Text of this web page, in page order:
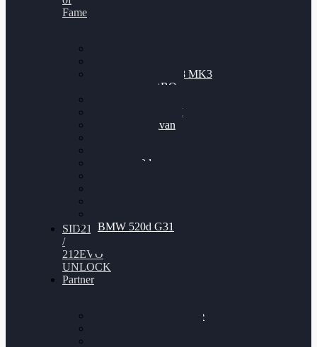
Fame
Nissan GT-R35 3.8 MK3
V6 TWINTURBO
VW Passat 2.0TDI
VW T6 Multivan
BMW 120d
BMW 520d G31
SID212
/
212EVO
UNLOCK
Partner
Bilgenroth Performance